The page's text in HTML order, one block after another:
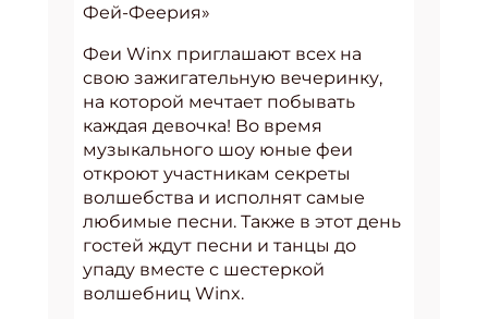
Фей-Феерия»
Феи Winx приглашают всех на
свою зажигательную вечеринку,
на которой мечтает побывать
каждая девочка! Во время
музыкального шоу юные феи
откроют участникам секреты
волшебства и исполнят самые
любимые песни. Также в этот день
гостей ждут песни и танцы до
упаду вместе с шестеркой
волшебниц Winx.